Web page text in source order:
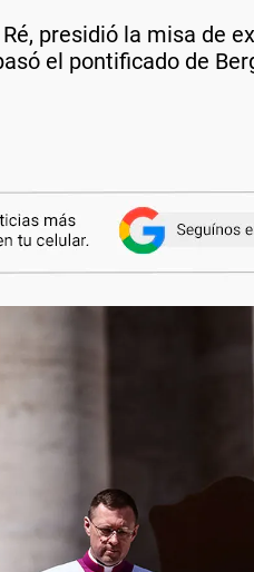
presidió la misa de
el pontificado de